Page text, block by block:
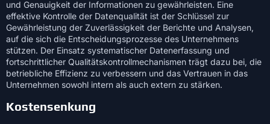
und Genauigkeit der Informationen zu gewährleisten. Eine
effektive Kontrolle der Datenqualität ist der Schlüssel zur
Gewährleistung der Zuverlässigkeit der Berichte und Analysen,
auf die sich die Entscheidungsprozesse des Unternehmens
stützen. Der Einsatz systematischer Datenerfassung und
fortschrittlicher Qualitätskontrollmechanismen trägt dazu bei, die
betriebliche Effizienz zu verbessern und das Vertrauen in das
Unternehmen sowohl intern als auch extern zu stärken.
Kostensenkung